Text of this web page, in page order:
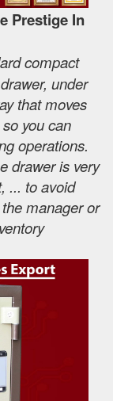
Prestige In
compact
under
that moves
you can
operations.
drawer is very
... to avoid
manager or